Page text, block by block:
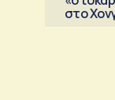
στο